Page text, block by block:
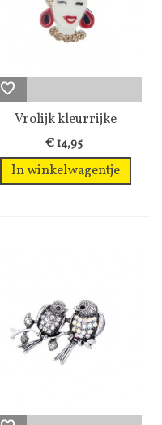
Vrolijk kleurrijke
broche
€ 14,95
In winkelwagentje